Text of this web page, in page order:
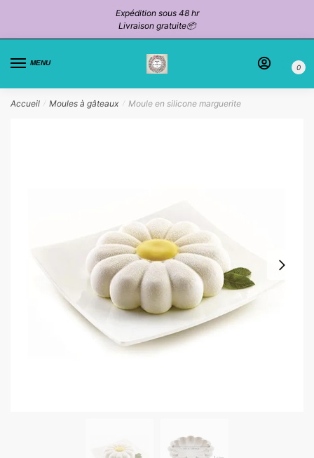
la
navigation
contenu
Expédition sous 48 hr
Livraison gratuite📦
MENU
0
Accueil / Moules à gâteaux / Moule en silicone marguerite